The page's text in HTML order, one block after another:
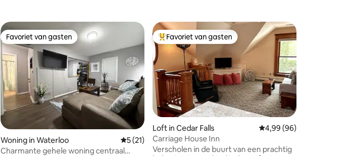
Favoriet van gasten
Favoriet van gasten
Woning in Waterloo Gemiddelde beoordeling van 5 uit 5, 21 recensies
5 (21)
Charmante gehele woning centraal
Topfavoriet van gasten
Favoriet van gasten
Loft in Cedar Falls Gemiddelde
4,99 (96)
Carriage House Inn
Verscholen in de buurt van een prachtig